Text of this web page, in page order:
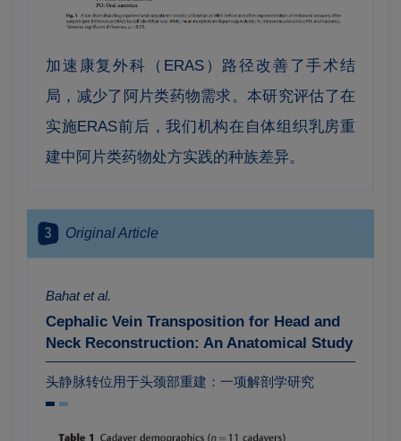
加速康复外科（ERAS）路径改善了手术结
局，减少了阿片类药物需求。本研究评估了在
实施ERAS前后，我们机构在自体组织乳房重
建中阿片类药物处方实践的种族差异。
3 Original Article
Bahat et al.
Cephalic Vein Transposition for Head and
Neck Reconstruction: An Anatomical Study
头静脉转位用于头颈部重建：一项解剖学研究